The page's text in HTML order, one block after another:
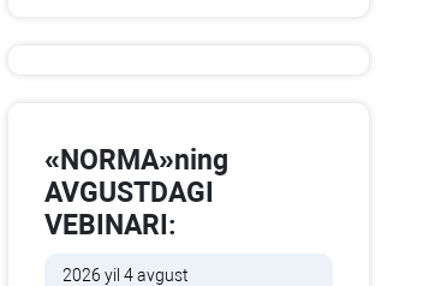
«NORMA»ning
AVGUSTDAGI
VEBINARI:
2026 yil 4 avgust